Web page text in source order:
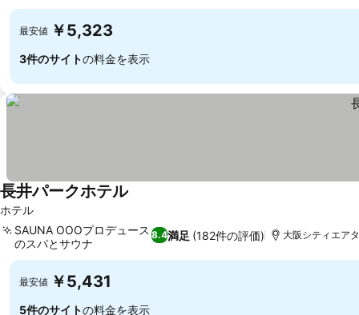
最安値 ￥5,323
3件のサイトの料金を表示
ホテル
長井パークホテル
8.4満足 (182件の評価)
SAUNA OOOプロデュース
のスパとサウナ
大阪シティエア
最安値 ￥5,431
5件のサイトの料金を表示